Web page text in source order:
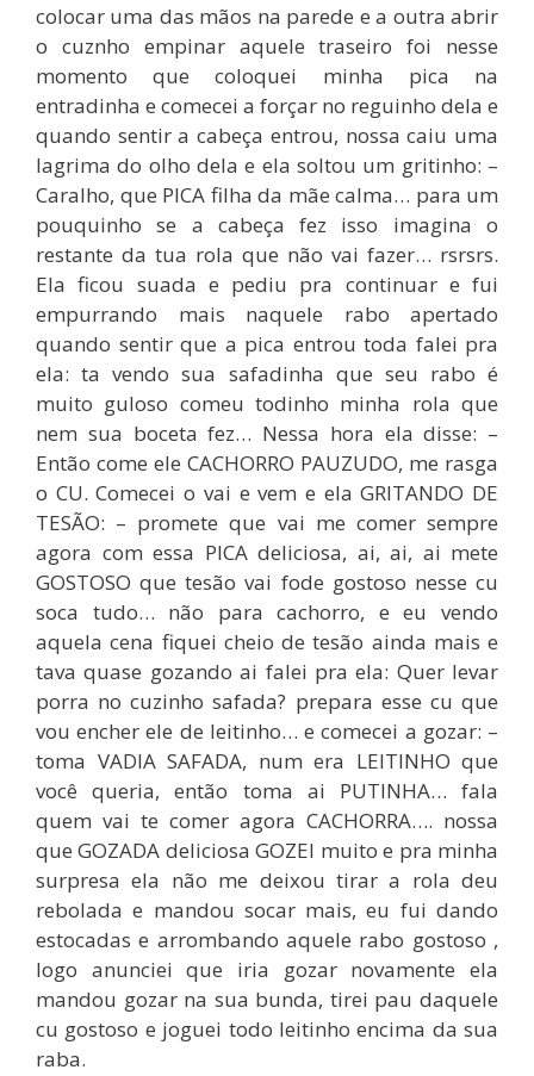
colocar uma das mãos na parede e a outra abrir
o cuznho empinar aquele traseiro foi nesse
momento que coloquei minha pica na
entradinha e comecei a forçar no reguinho dela e
quando sentir a cabeça entrou, nossa caiu uma
lagrima do olho dela e ela soltou um gritinho: –
Caralho, que PICA filha da mãe calma… para um
pouquinho se a cabeça fez isso imagina o
restante da tua rola que não vai fazer… rsrsrs.
Ela ficou suada e pediu pra continuar e fui
empurrando mais naquele rabo apertado
quando sentir que a pica entrou toda falei pra
ela: ta vendo sua safadinha que seu rabo é
muito guloso comeu todinho minha rola que
nem sua boceta fez… Nessa hora ela disse: –
Então come ele CACHORRO PAUZUDO, me rasga
o CU. Comecei o vai e vem e ela GRITANDO DE
TESÃO: – promete que vai me comer sempre
agora com essa PICA deliciosa, ai, ai, ai mete
GOSTOSO que tesão vai fode gostoso nesse cu
soca tudo… não para cachorro, e eu vendo
aquela cena fiquei cheio de tesão ainda mais e
tava quase gozando ai falei pra ela: Quer levar
porra no cuzinho safada? prepara esse cu que
vou encher ele de leitinho… e comecei a gozar: –
toma VADIA SAFADA, num era LEITINHO que
você queria, então toma ai PUTINHA… fala
quem vai te comer agora CACHORRA…. nossa
que GOZADA deliciosa GOZEI muito e pra minha
surpresa ela não me deixou tirar a rola deu
rebolada e mandou socar mais, eu fui dando
estocadas e arrombando aquele rabo gostoso ,
logo anunciei que iria gozar novamente ela
mandou gozar na sua bunda, tirei pau daquele
cu gostoso e joguei todo leitinho encima da sua
raba.